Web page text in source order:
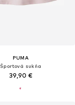
PUMA
Športová sukňa
39,90 €